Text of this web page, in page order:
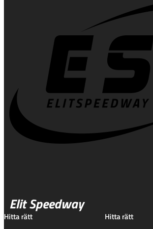
Elit Speedway
Hitta rätt Hitta rätt